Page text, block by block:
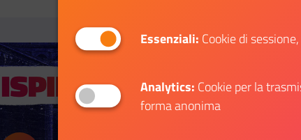
Essenziali: Cookie di
Analytics: Cookie per la
forma anonima